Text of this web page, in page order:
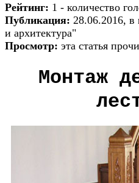
Рейтинг: 1 - количество
Публикация: 28.06.2016, в
и архитектура"
Просмотр: эта статья
Монтаж